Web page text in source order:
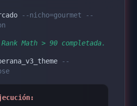
--nicho=gourmet --
Math > 90 completada.
--